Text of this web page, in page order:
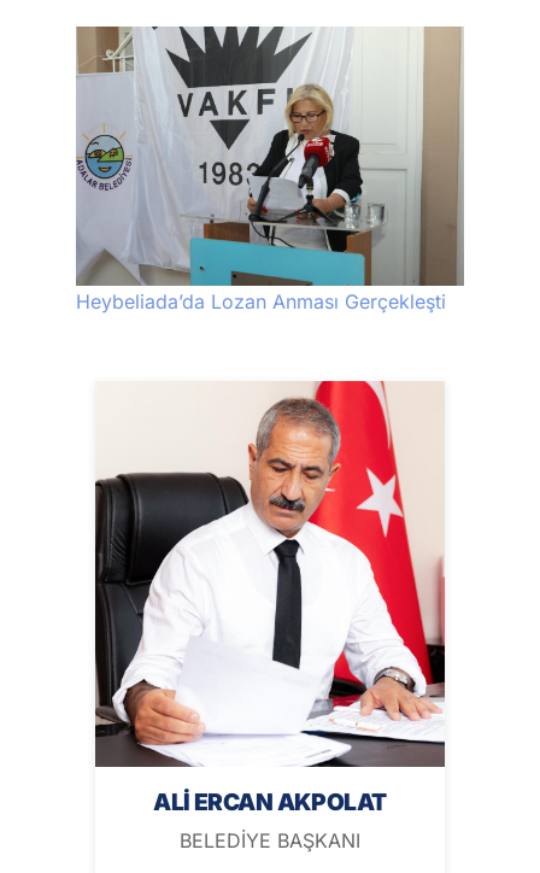
Heybeliada’da Lozan Anması Gerçekleşti
ALİ ERCAN AKPOLAT
BELEDİYE BAŞKANI